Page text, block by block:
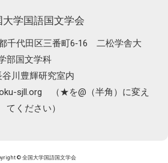
大学国語国文学会
千代田区三番町6‐16 二松学舎大
学部国文学科
谷川豊輝研究室内
sjll.org （★を@（半角）に変え
てください）
© 全国大学国語国文学会